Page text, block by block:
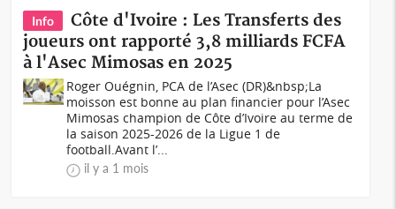
Info
Côte d'Ivoire : Les Transferts des
joueurs ont rapporté 3,8 milliards FCFA
à l'Asec Mimosas en 2025
Roger Ouégnin, PCA de l’Asec (DR)&nbsp;La
moisson est bonne au plan financier pour l’Asec
Mimosas champion de Côte d’Ivoire au terme de
la saison 2025-2026 de la Ligue 1 de
football.Avant l’...
il y a 1 mois